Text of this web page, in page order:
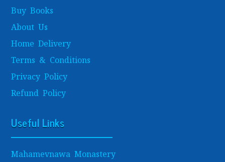
Buy Books
About Us
Home Delivery
Terms & Conditions
Privacy Policy
Refund Policy
Useful Links
Mahamevnawa Monastery